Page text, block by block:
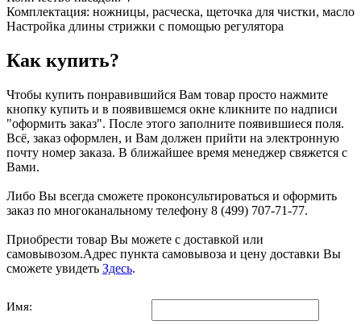
Комплектация: ножницы, расческа, щеточка для чистки, масло
Настройка длины стрижки с помощью регулятора
Как купить?
Чтобы купить понравившийся Вам товар просто нажмите
кнопку купить и в появившемся окне кликните по надписи
"оформить заказ". После этого заполните появившиеся поля.
Всё, заказ оформлен, и Вам должен прийти на электронную
почту номер заказа. В ближайшее время менеджер свяжется с
Вами.
Либо Вы всегда сможете проконсультироваться и оформить
заказ по многоканальному телефону 8 (499) 707-71-77.
Приобрести товар Вы можете с доставкой или
самовывозом.Адрес пункта самовывоза и цену доставки Вы
сможете увидеть Здесь.
Имя: